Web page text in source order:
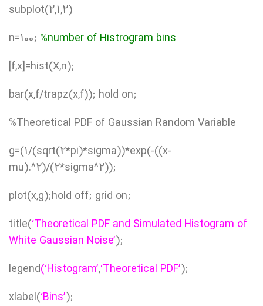
subplot(2,1,2)
n=100; %number of Histrogram bins
[f,x]=hist(X,n);
bar(x,f/trapz(x,f)); hold on;
%Theoretical PDF of Gaussian Random Variable
g=(1/(sqrt(2*pi)*sigma))*exp(-((x-
mu).^2)/(2*sigma^2));
plot(x,g);hold off; grid on;
title(‘Theoretical PDF and Simulated Histogram of
White Gaussian Noise’);
legend(‘Histogram’,‘Theoretical PDF’);
xlabel(‘Bins’);